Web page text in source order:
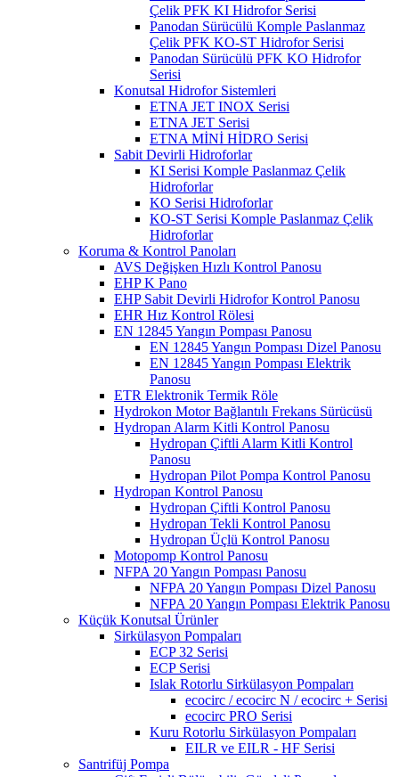
Çelik PFK KI Hidrofor Serisi
Panodan Sürücülü Komple Paslanmaz
Çelik PFK KO-ST Hidrofor Serisi
Panodan Sürücülü PFK KO Hidrofor
Serisi
Konutsal Hidrofor Sistemleri
ETNA JET INOX Serisi
ETNA JET Serisi
ETNA MİNİ HİDRO Serisi
Sabit Devirli Hidroforlar
KI Serisi Komple Paslanmaz Çelik
Hidroforlar
KO Serisi Hidroforlar
KO-ST Serisi Komple Paslanmaz Çelik
Hidroforlar
Koruma & Kontrol Panoları
AVS Değişken Hızlı Kontrol Panosu
EHP K Pano
EHP Sabit Devirli Hidrofor Kontrol Panosu
EHR Hız Kontrol Rölesi
EN 12845 Yangın Pompası Panosu
EN 12845 Yangın Pompası Dizel Panosu
EN 12845 Yangın Pompası Elektrik
Panosu
ETR Elektronik Termik Röle
Hydrokon Motor Bağlantılı Frekans Sürücüsü
Hydropan Alarm Kitli Kontrol Panosu
Hydropan Çiftli Alarm Kitli Kontrol
Panosu
Hydropan Pilot Pompa Kontrol Panosu
Hydropan Kontrol Panosu
Hydropan Çiftli Kontrol Panosu
Hydropan Tekli Kontrol Panosu
Hydropan Üçlü Kontrol Panosu
Motopomp Kontrol Panosu
NFPA 20 Yangın Pompası Panosu
NFPA 20 Yangın Pompası Dizel Panosu
NFPA 20 Yangın Pompası Elektrik Panosu
Küçük Konutsal Ürünler
Sirkülasyon Pompaları
ECP 32 Serisi
ECP Serisi
Islak Rotorlu Sirkülasyon Pompaları
ecocirc / ecocirc N / ecocirc + Serisi
ecocirc PRO Serisi
Kuru Rotorlu Sirkülasyon Pompaları
EILR ve EILR - HF Serisi
Santrifüj Pompa